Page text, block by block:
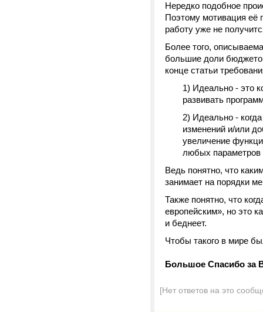
Нередко подобное
Поэтому мотивация её
работу уже не
Более того,
большие доли
конце статьи
1) Идеально - это
развивать
2) Идеально -
изменений и/или
увеличение
любых параметров
Ведь понятно, что
занимает на порядки
Также понятно, что
европейским», но это
и беднеет.
Чтобы такого в мире
Большое Спасибо за
[Нет ответов на это